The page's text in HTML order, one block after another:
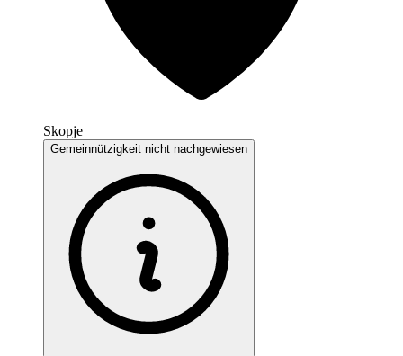
Skopje
Gemeinnützigkeit nicht nachgewiesen